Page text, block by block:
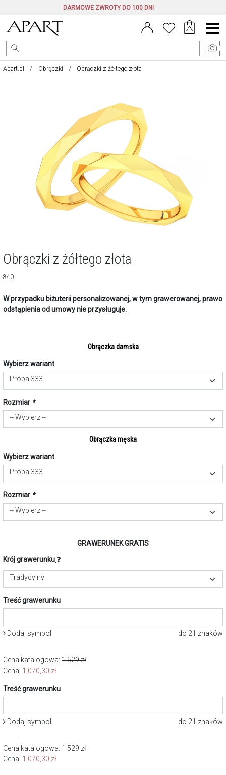
DARMOWE ZWROTY DO 100 DNI
Menu
główne
Apart.pl Obrączki Obrączki z żółtego złota
Obrączki z żółtego złota
840
W przypadku biżuterii personalizowanej, w tym grawerowanej, prawo
odstąpienia od umowy nie przysługuje.
Obrączka damska
Wybierz wariant
Próba 333
Rozmiar *
-- Wybierz --
Obrączka męska
Wybierz wariant
Próba 333
Rozmiar *
-- Wybierz --
GRAWERUNEK GRATIS
Krój grawerunku
Tradycyjny
Treść grawerunku
Dodaj symbol do 21 znaków
Cena katalogowa: 1 529zł
Cena: 1 070,30 zł
Treść grawerunku
Dodaj symbol do 21 znaków
Cena katalogowa: 1 529zł
Cena: 1 070,30 zł